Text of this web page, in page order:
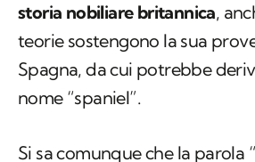
storia nobiliare britannica,
teorie sostengono la sua
Spagna, da cui potrebbe
nome “spaniel”.
Si sa comunque che la parola